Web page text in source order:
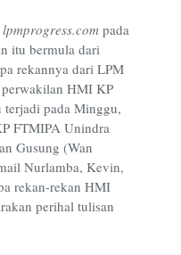
lpmprogress.com pada
itu bermula dari
rekannya dari LPM
perwakilan HMI KP
pada Minggu,
FTMIPA Unindra
Gusung (Wan
Nurlamba, Kevin,
rekan-rekan HMI
perihal tulisan